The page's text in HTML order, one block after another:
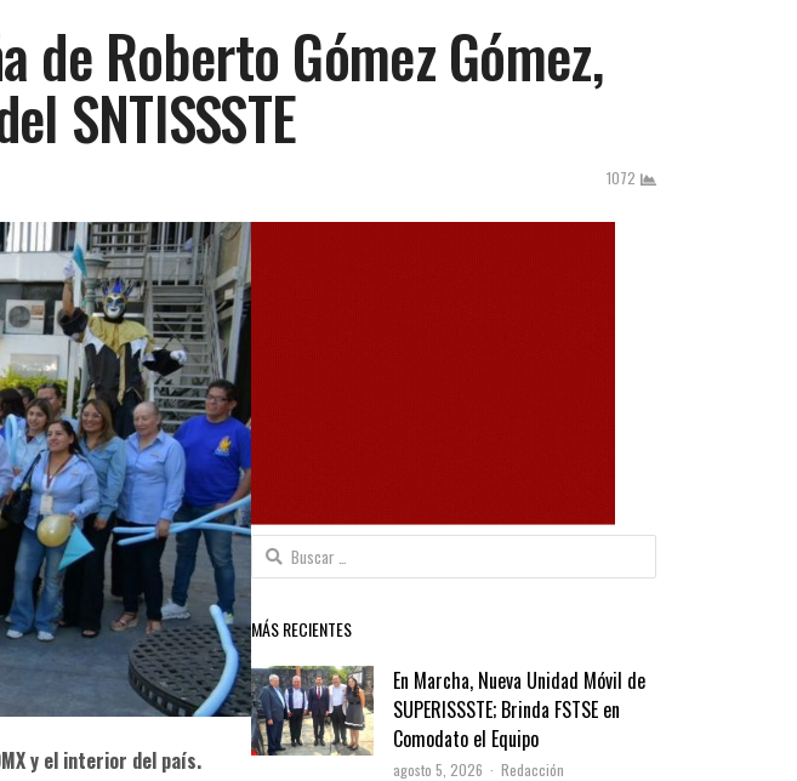
de Roberto Gómez Gómez,
SNTISSSTE
1072
y el interior del país.
Buscar:
MÁS RECIENTES
En Marcha, Nueva Unidad Móvil de
SUPERISSSTE; Brinda FSTSE en
Comodato el Equipo
agosto 5, 2026 Author
Redacción